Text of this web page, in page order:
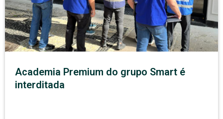
Academia Premium do grupo Smart é
interditada